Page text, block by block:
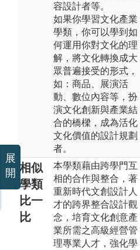
容設計者等。
如果你學習文化產業
學類，你可以學到如
何運用你對文化的理
解，將文化轉換成大
眾普遍接受的形式，
如：商品、展演活
動、數位內容等，扮
演文化創新與產業結
合的橋樑，成為活化
文化價值的設計規劃
者。
相似
學類
比一
比
本學類藉由跨學門互
相的合作與整合，著
重新時代文創設計人
才的跨界整合設計觀
念，培育文化創意產
業所需之高級經營管
理專業人才，強化學
展
開